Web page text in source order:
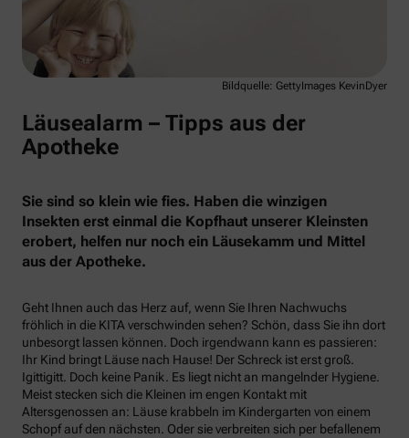
Bildquelle: GettyImages KevinDyer
Läusealarm – Tipps aus der
Apotheke
Sie sind so klein wie fies. Haben die winzigen
Insekten erst einmal die Kopfhaut unserer Kleinsten
erobert, helfen nur noch ein Läusekamm und Mittel
aus der Apotheke.
Geht Ihnen auch das Herz auf, wenn Sie Ihren Nachwuchs
fröhlich in die KITA verschwinden sehen? Schön, dass Sie ihn dort
unbesorgt lassen können. Doch irgendwann kann es passieren:
Ihr Kind bringt Läuse nach Hause! Der Schreck ist erst groß.
Igittigitt. Doch keine Panik. Es liegt nicht an mangelnder Hygiene.
Meist stecken sich die Kleinen im engen Kontakt mit
Altersgenossen an: Läuse krabbeln im Kindergarten von einem
Schopf auf den nächsten. Oder sie verbreiten sich per befallenem